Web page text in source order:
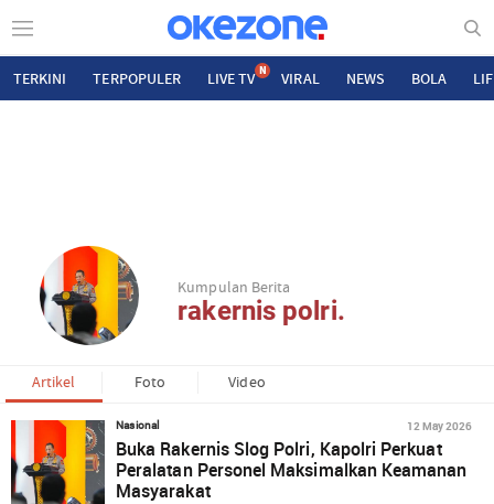
TERKINI TERPOPULER LIVE TV N VIRAL NEWS BOLA
Kumpulan Berita
rakernis polri.
Artikel Foto Video
Nasional 12 May 2026
Buka Rakernis Slog Polri, Kapolri Perkuat
Peralatan Personel Maksimalkan Keamanan
Masyarakat